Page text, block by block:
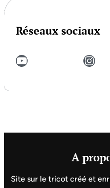
Réseaux sociaux
YouTube Instagram
A
Site sur le tricot créé et